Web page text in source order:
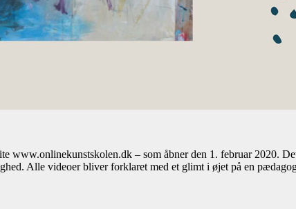
www.onlinekunstskolen.dk – som åbner den 1. februar 2020.
Alle videoer bliver forklaret med et glimt i øjet på en